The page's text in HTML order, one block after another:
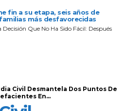
fin a su etapa, seis años de
más desfavorecidas
Que No Ha Sido Fácil: Después